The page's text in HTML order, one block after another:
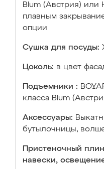
Blum (Австрия) или
плавным
опции
Сушка для посуды:
Цоколь: в цвет
Подъемники :
класса Blum
Аксессуары:
бутылочницы,
Пристеночный
навески,